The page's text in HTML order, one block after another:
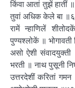
किंवा आतां तुझें हातीं ॥
तुवां अधिक केले बा
रामें न्हाणिलें
पुण्यश्लोकें ॥
असो ऐशी संवादयुक्ती
भरती ॥ नाथ पुसूनी
उत्तरदेशीं करितां